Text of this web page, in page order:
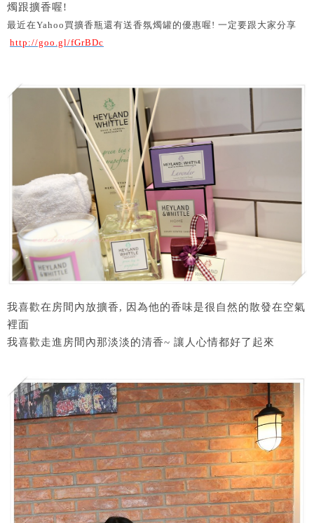
燭跟擴香喔!
最近在Yahoo買擴香瓶還有送香氛燭罐的優惠喔! 一定要跟大家分享
http://goo.gl/fGrBDc
我喜歡在房間內放擴香, 因為他的香味是很自然的散發在空氣
裡面
我喜歡走進房間內那淡淡的清香~ 讓人心情都好了起來